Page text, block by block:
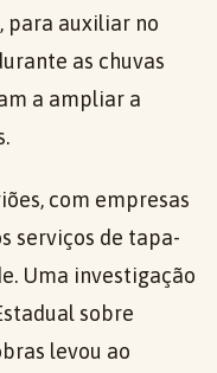
para auxiliar no
as chuvas
a ampliar a
com empresas
serviços de tapa-
Uma investigação
sobre
levou ao